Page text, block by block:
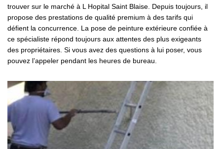
trouver sur le marché à L Hopital Saint Blaise. Depuis toujours, il
propose des prestations de qualité premium à des tarifs qui
défient la concurrence. La pose de peinture extérieure confiée à
ce spécialiste répond toujours aux attentes des plus exigeants
des propriétaires. Si vous avez des questions à lui poser, vous
pouvez l’appeler pendant les heures de bureau.